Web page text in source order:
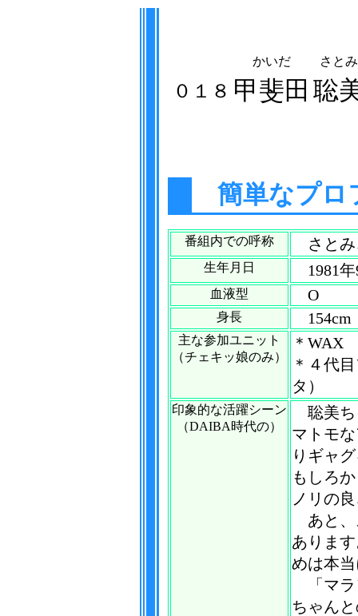
かいだ さとみ
０１８ 甲斐田 聡
簡単なプロ
番組内での呼称 さとみ
生年月日 1981年
血液型 O
身長 154cm
主な参加ユニット
（チェキッ娘のみ）
＊WAX
＊４代
タ）
印象的な活躍シーン
（DAIBA時代の）
聡美ち
マトモ
りギャ
もしろ
ノリの
あと、
ありま
めは本
「マラ
ちゃん